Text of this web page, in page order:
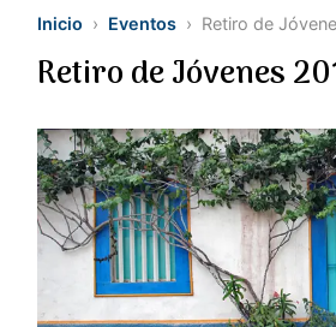
Inicio › Eventos › Retiro de
Retiro de Jóvenes